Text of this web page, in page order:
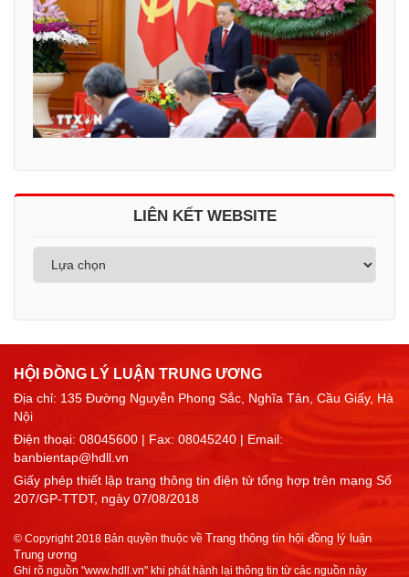
LIÊN KẾT WEBSITE
HỘI ĐỒNG LÝ LUẬN TRUNG ƯƠNG
Địa chỉ: 135 Đường Nguyễn Phong Sắc, Nghĩa Tân, Cầu Giấy, Hà
Nội
Điện thoại: 08045600 | Fax: 08045240 | Email:
banbientap@hdll.vn
Giấy phép thiết lập trang thông tin điện tử tổng hợp trên mạng Số
207/GP-TTDT, ngày 07/08/2018
© Copyright 2018 Bản quyền thuộc về Trang thông tin hội đồng lý luận
Trung ương
Ghi rõ nguồn "www.hdll.vn" khi phát hành lại thông tin từ các nguồn này